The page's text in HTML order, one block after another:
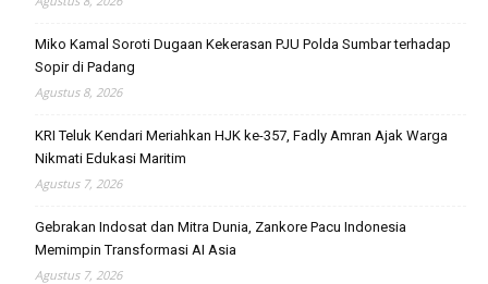
Miko Kamal Soroti Dugaan Kekerasan PJU Polda Sumbar terhadap
Sopir di Padang
Agustus 8, 2026
KRI Teluk Kendari Meriahkan HJK ke-357, Fadly Amran Ajak Warga
Nikmati Edukasi Maritim
Agustus 7, 2026
Gebrakan Indosat dan Mitra Dunia, Zankore Pacu Indonesia
Memimpin Transformasi AI Asia
Agustus 7, 2026